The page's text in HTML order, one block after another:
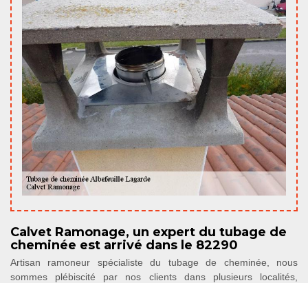
Calvet Ramonage, un expert du tubage de
cheminée est arrivé dans le 82290
Artisan ramoneur spécialiste du tubage de cheminée, nous
sommes plébiscité par nos clients dans plusieurs localités,